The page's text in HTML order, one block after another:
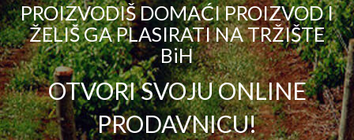
PROIZVODIŠ DOMAĆI PROIZVOD I
ŽELIŠ GA PLASIRATI NA TRŽIŠTE
BiH
OTVORI SVOJU ONLINE
PRODAVNICU!